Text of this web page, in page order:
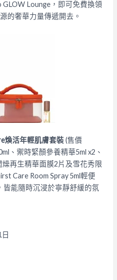
GLOW Lounge，即可免費換領
的奢華力量傳遞開去。
煥活年輕肌膚套裝(售價
、禦時緊顏參養精華5ml x2、
燥再生精華面膜2片及雪花秀限
Care Room Spray 5ml輕便
能隨時沉浸於寧靜舒緩的氛